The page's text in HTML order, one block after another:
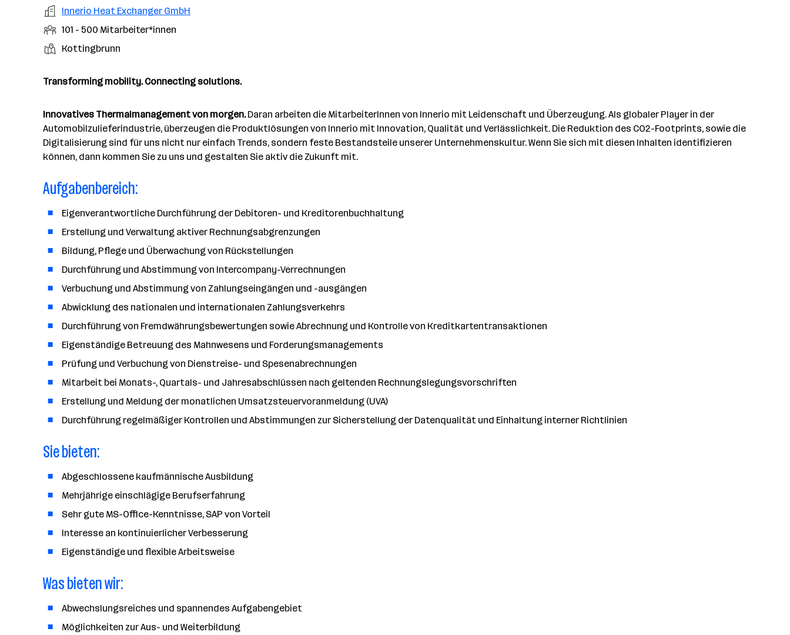
r
t
e
b
n
m
o
d
e
o
t
s
f
l
e
n
e
S
e
n
A
r
e
t
e
b
e
r
Innerio Heat Exchanger GmbH
M
i
t
r
e
i
t
e
*
n
n
n
a
n
a
h
101 - 500 Mitarbeiter*innen
S
a
o
r
t
e
Kottingbrunn
Transforming mobility. Connecting solutions.
Innovatives Thermalmanagement von morgen.Daran arbeiten die MitarbeiterInnen von Innerio mit Leidenschaft und Überzeugung. Als globaler Player in der
Automobilzulieferindustrie, überzeugen die Produktlösungen von Innerio mit Innovation, Qualität und Verlässlichkeit. Die Reduktion des CO2-Footprints, sowie die
Digitalisierung sind für uns nicht nur einfach Trends, sondern feste Bestandsteile unserer Unternehmenskultur. Wenn Sie sich mit diesen Inhalten identifizieren
können, dann kommen Sie zu uns und gestalten Sie aktiv die Zukunft mit.
Aufgabenbereich:
Eigenverantwortliche Durchführung der Debitoren- und Kreditorenbuchhaltung
Erstellung und Verwaltung aktiver Rechnungsabgrenzungen
Bildung, Pflege und Überwachung von Rückstellungen
Durchführung und Abstimmung von Intercompany-Verrechnungen
Verbuchung und Abstimmung von Zahlungseingängen und -ausgängen
Abwicklung des nationalen und internationalen Zahlungsverkehrs
Durchführung von Fremdwährungsbewertungen sowie Abrechnung und Kontrolle von Kreditkartentransaktionen
Eigenständige Betreuung des Mahnwesens und Forderungsmanagements
Prüfung und Verbuchung von Dienstreise- und Spesenabrechnungen
Mitarbeit bei Monats-, Quartals- und Jahresabschlüssen nach geltenden Rechnungslegungsvorschriften
Erstellung und Meldung der monatlichen Umsatzsteuervoranmeldung (UVA)
Durchführung regelmäßiger Kontrollen und Abstimmungen zur Sicherstellung der Datenqualität und Einhaltung interner Richtlinien
Sie bieten:
Abgeschlossene kaufmännische Ausbildung
Mehrjährige einschlägige Berufserfahrung
Sehr gute MS-Office-Kenntnisse, SAP von Vorteil
Interesse an kontinuierlicher Verbesserung
Eigenständige und flexible Arbeitsweise
Was bieten wir:
Abwechslungsreiches und spannendes Aufgabengebiet
Möglichkeiten zur Aus- und Weiterbildung